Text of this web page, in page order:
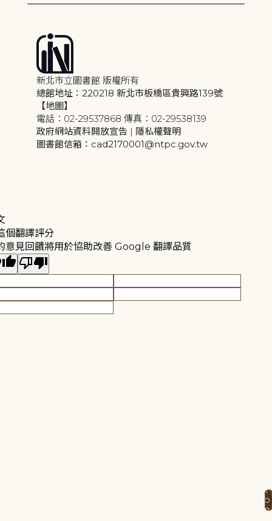
新北市立圖書館 版權所有
總館地址：220218 新北市板橋區貴興路139號
【地圖】
電話：02-29537868 傳真：02-29538139
政府網站資料開放宣告 | 隱私權聲明
圖書館信箱：cad2170001@ntpc.gov.tw
個翻譯評分
意見回饋將用於協助改善 Google 翻譯品質